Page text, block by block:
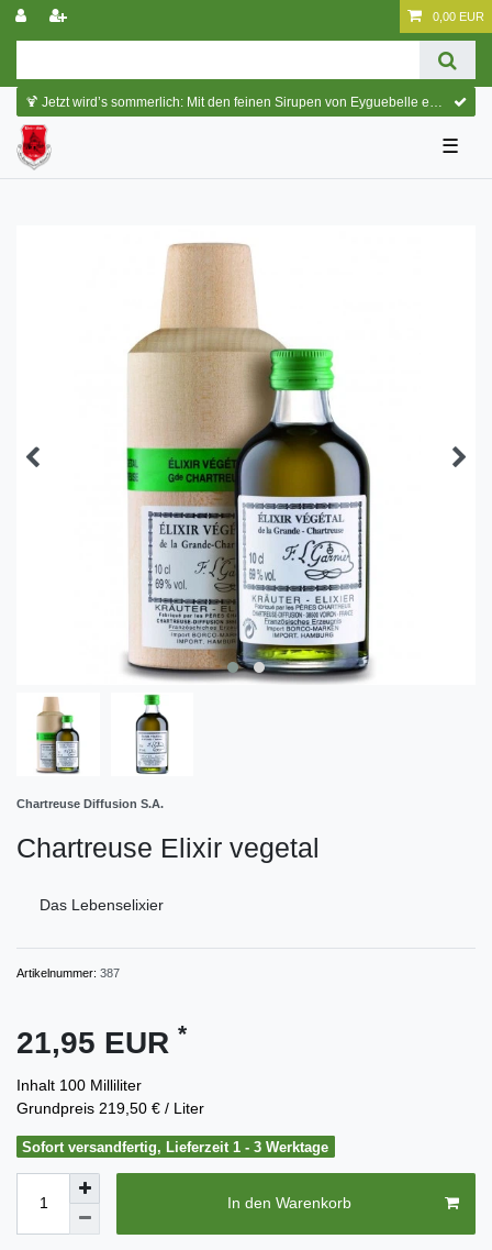
0,00 EUR
🍹 Jetzt wird’s sommerlich: Mit den feinen Sirupen von Eyguebelle entstehen erfrischende Cocktails und köstliche Sommerdrinks.
☰
Chartreuse Diffusion S.A.
Chartreuse Elixir vegetal
Das Lebenselixier
Artikelnummer: 387
21,95 EUR *
Inhalt 100 Milliliter
Grundpreis 219,50 € / Liter
Sofort versandfertig, Lieferzeit 1 - 3 Werktage
In den Warenkorb